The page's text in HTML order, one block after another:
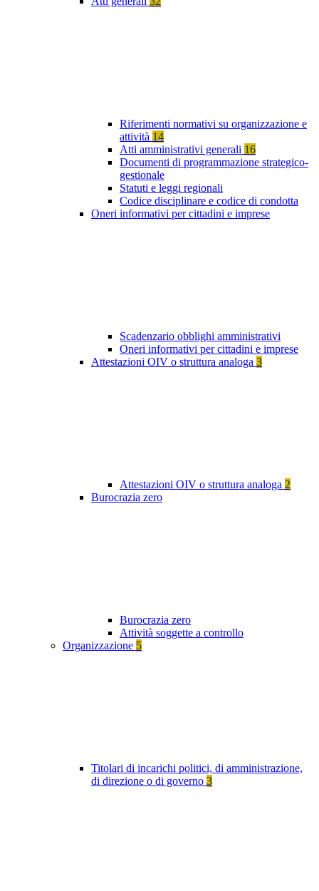
Riferimenti normativi su organizzazione e
attività 14
Atti amministrativi generali 16
Documenti di programmazione strategico-
gestionale
Statuti e leggi regionali
Codice disciplinare e codice di condotta
Oneri informativi per cittadini e imprese
Scadenzario obblighi amministrativi
Oneri informativi per cittadini e imprese
Attestazioni OIV o struttura analoga 3
Attestazioni OIV o struttura analoga 2
Burocrazia zero
Burocrazia zero
Attività soggette a controllo
Organizzazione 5
Titolari di incarichi politici, di amministrazione,
di direzione o di governo 3